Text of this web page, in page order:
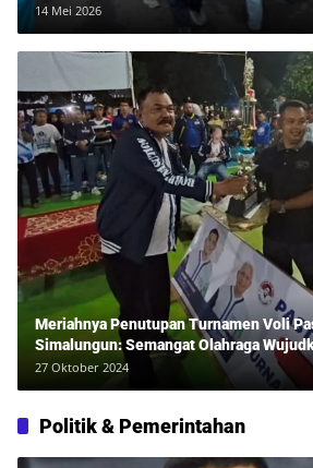
14 Mei 2026
Meriahnya Penutupan Turnamen Voli
Simalungun: Semangat Olahraga
Sehat Bersama Erwan Rozadi dan
27 Oktober 2024
Politik & Pemerintahan